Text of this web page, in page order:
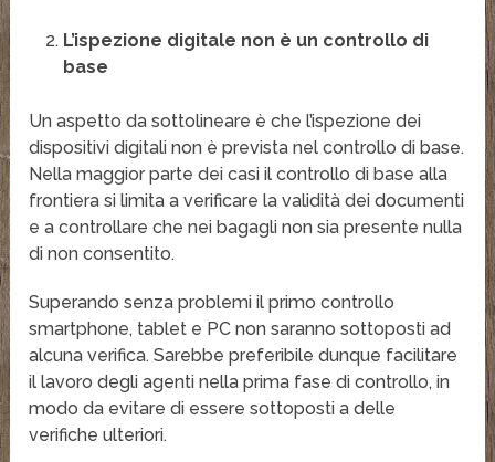
L’ispezione digitale non è un controllo di
base
Un aspetto da sottolineare è che l’ispezione dei
dispositivi digitali non è prevista nel controllo di base.
Nella maggior parte dei casi il controllo di base alla
frontiera si limita a verificare la validità dei documenti
e a controllare che nei bagagli non sia presente nulla
di non consentito.
Superando senza problemi il primo controllo
smartphone, tablet e PC non saranno sottoposti ad
alcuna verifica. Sarebbe preferibile dunque facilitare
il lavoro degli agenti nella prima fase di controllo, in
modo da evitare di essere sottoposti a delle
verifiche ulteriori.